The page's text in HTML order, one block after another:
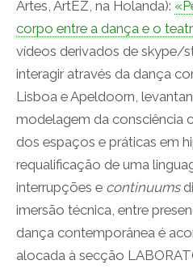
Artes, ArtEZ, na Holanda):
corpo entre a dança e o
vídeos derivados de skype/
interagir através da dança
Lisboa e Apeldoorn,
modelagem da consciência
dos espaços e práticas em
requalificação de uma
interrupções e continuums
imersão técnica, entre
dança contemporânea é
alocada à secção